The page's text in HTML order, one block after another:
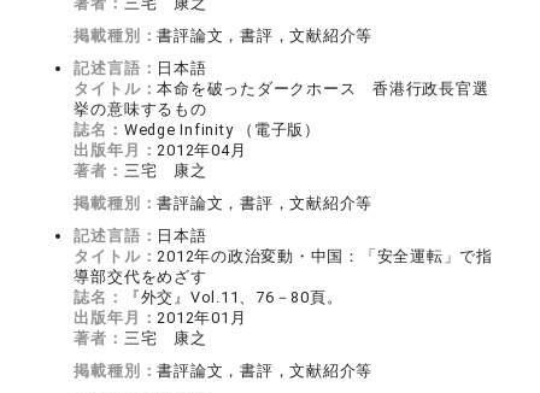
掲載種別：書評論文，書評，文献紹介等
記述言語： 日本語
タイトル：本命を破ったダークホース 香港行政長官選
挙の意味するもの
誌名： Wedge Infinity （電子版）
出版年月：2012年04月
著者： 三宅 康之
掲載種別：書評論文，書評，文献紹介等
記述言語： 日本語
タイトル：2012年の政治変動・中国：「安全運転」で指
導部交代をめざす
誌名：
『外交』Vol.11、76－80頁。
出版年月：2012年01月
著者： 三宅 康之
掲載種別：書評論文，書評，文献紹介等